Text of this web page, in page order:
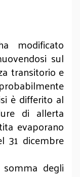
modificato
sul
transitorio e
è differito al
di allerta
evaporano
31 dicembre
degli